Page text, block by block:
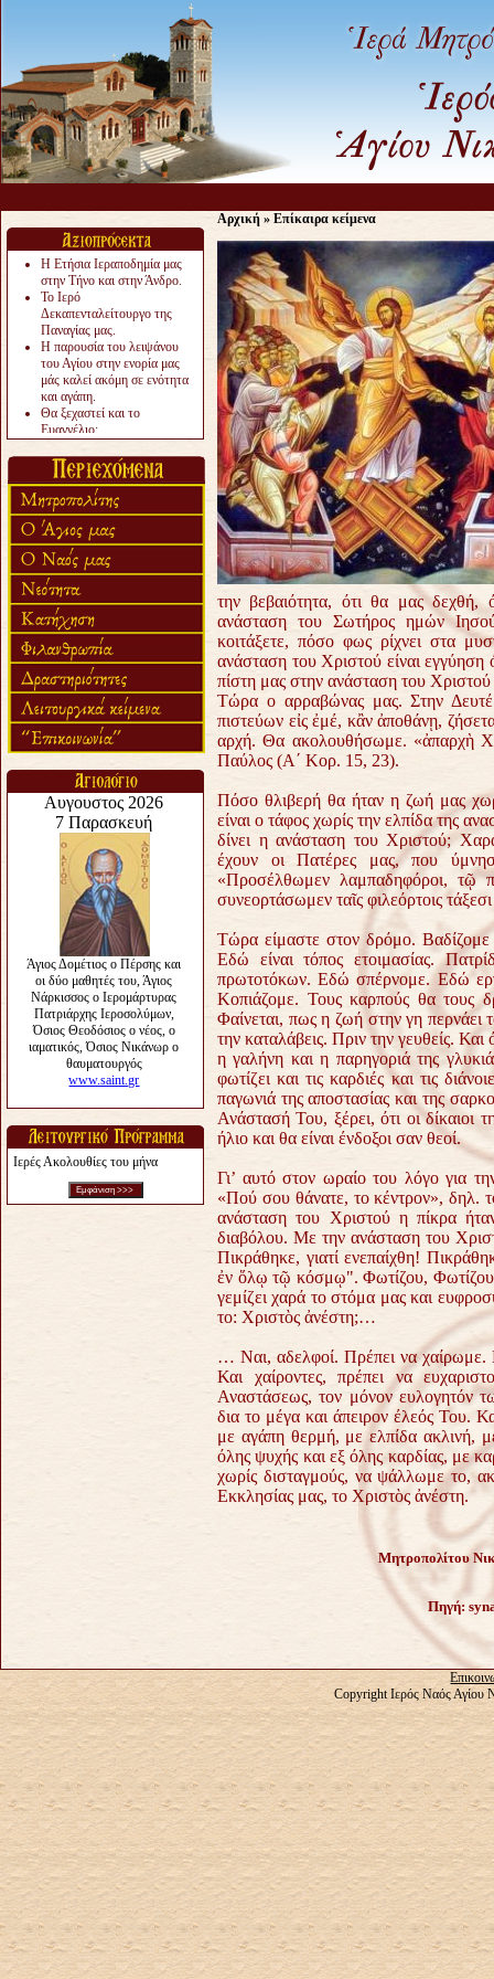
Η Ετήσια Ιεραποδημία μας
στην Τήνο και στην Άνδρο.
Το Ιερό
Δεκαπενταλείτουργο της
Παναγίας μας.
Η παρουσία του λειψάνου
του Αγίου στην ενορία μας
μάς καλεί ακόμη σε ενότητα
και αγάπη.
Θα ξεχαστεί και το
Ευαγγέλιο;
«πολύ αργά».
Ζητείται....
Ιερές Ακολουθίες του μήνα
Αρχική » Επίκαιρα κείμενα
την βεβαιότητα, ότι θα μας
ανάσταση του Σωτήρος ημών
κοιτάξετε, πόσο φως ρίχνει στα
ανάσταση του Χριστού είναι
πίστη μας στην ανάσταση του
Τώρα ο αρραβώνας μας. Στην
πιστεύων εἰς ἐμέ, κἂν ἀποθάνῃ,
αρχή. Θα ακολουθήσωμε. «ἀπαρχὴ
Παύλος (Α΄ Κορ. 15, 23).
Πόσο θλιβερή θα ήταν η ζωή μας
είναι ο τάφος χωρίς την ελπίδα της
δίνει η ανάσταση του Χριστού;
έχουν οι Πατέρες μας, που
«Προσέλθωμεν λαμπαδηφόροι, τῷ
συνεορτάσωμεν ταῖς φιλεόρτοις
Τώρα είμαστε στον δρόμο. Βαδίζομε
Εδώ είναι τόπος ετοιμασίας.
πρωτοτόκων. Εδώ σπέρνομε. Εδώ
Κοπιάζομε. Τους καρπούς θα τους
Φαίνεται, πως η ζωή στην γη περνάει
την καταλάβεις. Πριν την γευθείς.
η γαλήνη και η παρηγοριά της
φωτίζει και τις καρδιές και τις
παγωνιά της αποστασίας και της
Ανάστασή Του, ξέρει, ότι οι
ήλιο και θα είναι ένδοξοι σαν θεοί.
Γι’ αυτό στον ωραίο του λόγο για
«Πού σου θάνατε, το κέντρον», δηλ.
ανάσταση του Χριστού η πίκρα
διαβόλου. Με την ανάσταση του
Πικράθηκε, γιατί ενεπαίχθη!
ἐν ὅλῳ τῷ κόσμῳ". Φωτίζου,
γεμίζει χαρά το στόμα μας και
το: Χριστὸς ἀνέστη;…
… Ναι, αδελφοί. Πρέπει να χαίρωμε.
Και χαίροντες, πρέπει να
Αναστάσεως, τον μόνον ευλογητόν
δια το μέγα και άπειρον έλεός Του.
με αγάπη θερμή, με ελπίδα ακλινή,
όλης ψυχής και εξ όλης καρδίας, με
χωρίς δισταγμούς, να ψάλλωμε το,
Εκκλησίας μας, το Χριστὸς ἀνέστη.
Μητροπολίτου
Πηγή:
Copyright Ιερός Ναός Αγίου